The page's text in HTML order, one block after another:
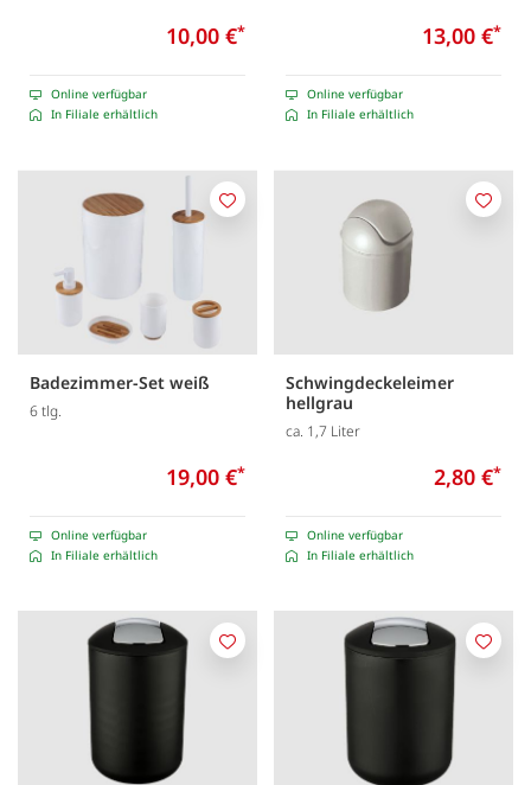
10,00 €*
Online verfügbar
In Filiale erhältlich
13,00 €*
Online verfügbar
In Filiale erhältlich
Badezimmer-Set weiß
6 tlg.
19,00 €*
Online verfügbar
In Filiale erhältlich
Merken
Schwingdeckeleimer
hellgrau
ca. 1,7 Liter
2,80 €*
Online verfügbar
In Filiale erhältlich
Merken